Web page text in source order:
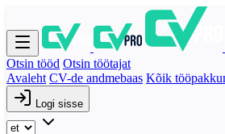
Otsin tööd Otsin töötajat
Avaleht CV-de andmebaas Kõik
Logi sisse